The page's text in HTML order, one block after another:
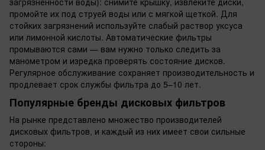
промойте их под струей воды или с мягкой щеткой. Для
стойких загрязнений используйте слабый раствор уксуса
или лимонной кислоты. Автоматические фильтры
промываются сами — вам нужно только следить за
манометром и изредка проверять состояние дисков.
Регулярное обслуживание сохраняет производительность и
продлевает срок службы фильтра до 5–10 лет.
Популярные бренды дисковых фильтров
На рынке представлено множество производителей
дисковых фильтров, и каждый из них имеет свои сильные
стороны: